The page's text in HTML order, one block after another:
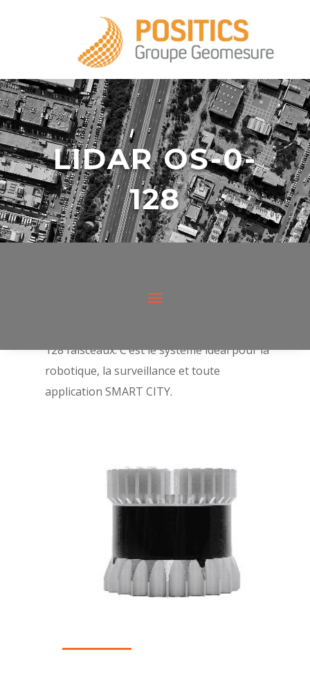
LIDAR OS-0-
128
+33 1 39 16 20 28
infos@positics.fr
128 faisceaux. C’est le système idéal pour la
robotique, la surveillance et toute
application SMART CITY.